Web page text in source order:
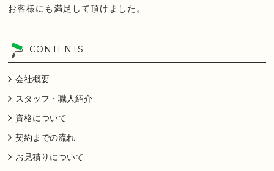
お客様にも満足して頂けました。
CONTENTS
会社概要
スタッフ・職人紹介
資格について
契約までの流れ
お見積りについて